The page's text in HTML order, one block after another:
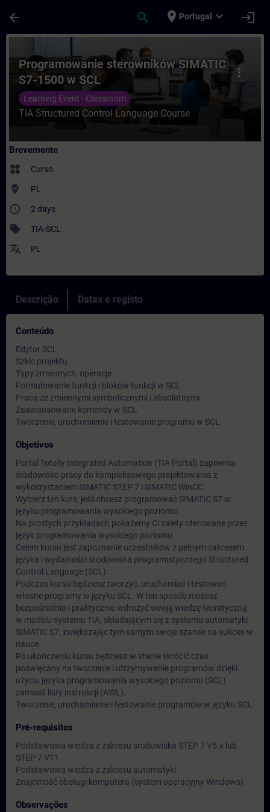
arrow_back search place Portugal expand_more login
Curso - Programowanie sterowników
more_vert
Programowanie sterowników SIMATIC
S7-1500 w SCL
Learning Event - Classroom
TIA Structured Control Language Course
Brevemente
widgets Curso
where_to_vote PL
access_time 2 days
sell TIA-SCL
translate PL
Descrição Datas e registo
Conteúdo
Edytor SCL
Szkic projektu
Typy zmiennych, operacje
Formułowanie funkcji i bloków funkcji w SCL
Praca ze zmiennymi symbolicznymi i absolutnymi
Zaawansowane komendy w SCL
Tworzenie, uruchomienie i testowanie programu w SCL
Objetivos
Portal Totally Integrated Automation (TIA Portal) zapewnia
środowisko pracy do kompleksowego projektowania z
wykorzystaniem SIMATIC STEP 7 i SIMATIC WinCC.
Wybierz ten kurs, jeśli chcesz programować SIMATIC S7 w
języku programowania wysokiego poziomu.
Na prostych przykładach pokażemy Ci zalety oferowane przez
język programowania wysokiego poziomu.
Celem kursu jest zapoznanie uczestników z pełnym zakresem
języka i wydajności środowiska programistycznego Structured
Control Language (SCL).
Podczas kursu będziesz tworzyć, uruchamiać i testować
własne programy w języku SCL. W ten sposób możesz
bezpośrednio i praktycznie wdrożyć swoją wiedzę teoretyczną
w modelu systemu TIA, składającym się z systemu automatyki
SIMATIC S7, zwiększając tym samym swoje szanse na sukces w
nauce.
Po ukończeniu kursu będziesz w stanie skrócić czas
poświęcany na tworzenie i utrzymywanie programów dzięki
użyciu języka programowania wysokiego poziomu (SCL)
zamiast listy instrukcji (AWL).
Tworzenie, uruchamianie i testowanie programów w języku SCL
Pré-requisitos
Podstawowa wiedza z zakresu środowiska STEP 7 V5.x lub
STEP 7 V11.
Podstawowa wiedza z zakresu automatyki.
Znajomość obsługi komputera (system operacyjny Windows).
Observações